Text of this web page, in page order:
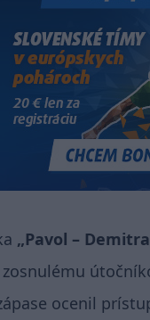
„Pavol –
ocenil